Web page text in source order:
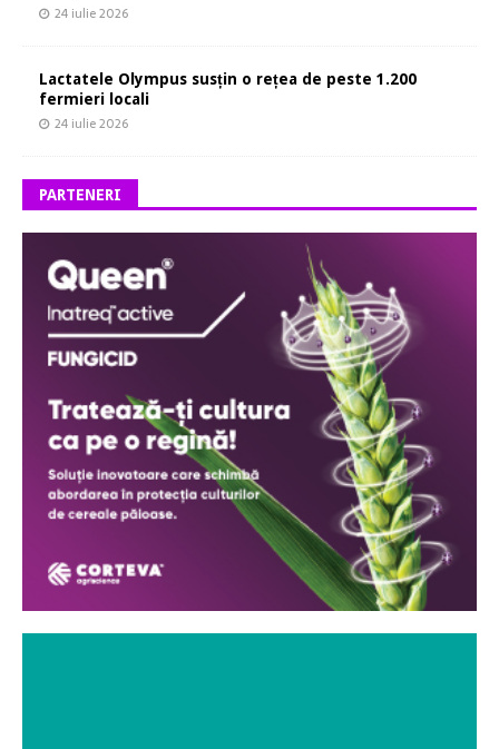
24 iulie 2026
Lactatele Olympus susțin o rețea de peste 1.200
fermieri locali
24 iulie 2026
PARTENERI